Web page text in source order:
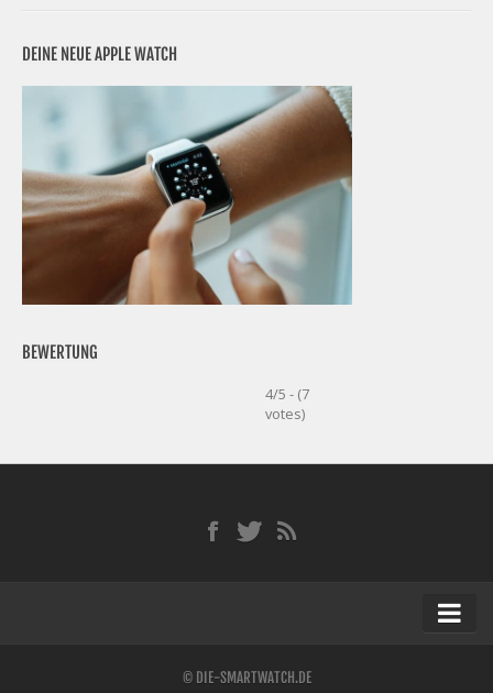
DEINE NEUE APPLE WATCH
BEWERTUNG
4/5 - (7
votes)
© DIE-SMARTWATCH.DE